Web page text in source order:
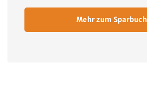
Mehr zum Sparbuch